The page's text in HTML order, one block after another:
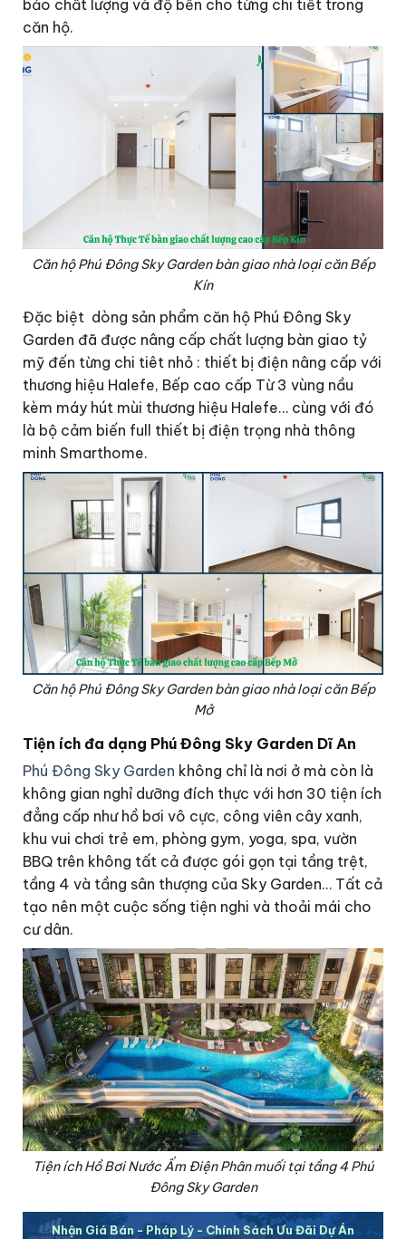
bảo chất lượng và độ bền cho từng chi tiết trong
căn hộ.
Căn hộ Phú Đông Sky Garden bàn giao nhà loại căn Bếp
Kín
Đặc biệt dòng sản phẩm căn hộ Phú Đông Sky
Garden đã được nâng cấp chất lượng bàn giao tỷ
mỹ đến từng chi tiêt nhỏ : thiết bị điện nâng cấp với
thương hiệu Halefe, Bếp cao cấp Từ 3 vùng nầu
kèm máy hút mùi thương hiệu Halefe… cùng với đó
là bộ cảm biến full thiết bị điện trọng nhà thông
minh Smarthome.
Căn hộ Phú Đông Sky Garden bàn giao nhà loại căn Bếp
Mở
Tiện ích đa dạng Phú Đông Sky Garden Dĩ An
Phú Đông Sky Garden không chỉ là nơi ở mà còn là
không gian nghỉ dưỡng đích thực với hơn 30 tiện ích
đẳng cấp như hồ bơi vô cực, công viên cây xanh,
khu vui chơi trẻ em, phòng gym, yoga, spa, vườn
BBQ trên không tất cả được gói gọn tại tầng trệt,
tầng 4 và tầng sân thượng của Sky Garden… Tất cả
tạo nên một cuộc sống tiện nghi và thoải mái cho
cư dân.
Tiện ích Hồ Bơi Nước Ấm Điện Phân muối tại tầng 4 Phú
Đông Sky Garden
Nhận Giá Bán - Pháp Lý - Chính Sách Ưu Đãi Dự Án